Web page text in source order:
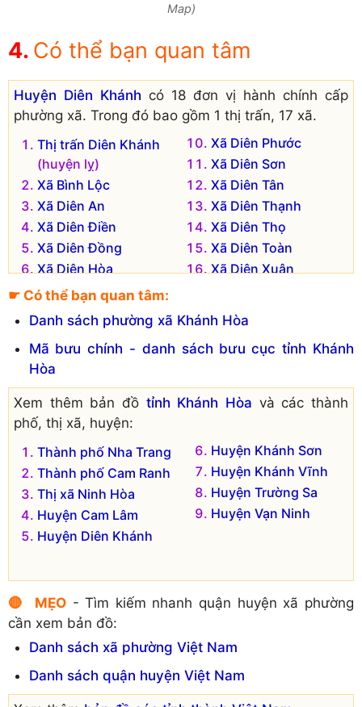
Map)
Có thể bạn quan tâm
Huyện Diên Khánh có 18 đơn vị hành chính cấp
phường xã. Trong đó bao gồm 1 thị trấn, 17 xã.
Thị trấn Diên Khánh
(huyện lỵ)
Xã Bình Lộc
Xã Diên An
Xã Diên Điền
Xã Diên Đồng
Xã Diên Hòa
Xã Diên Lạc
Xã Diên Lâm
Xã Diên Phú
Xã Diên Phước
Xã Diên Sơn
Xã Diên Tân
Xã Diên Thạnh
Xã Diên Thọ
Xã Diên Toàn
Xã Diên Xuân
Xã Suối Tiên
Đơn vị hành chính cũ hiện không còn tồn tại là:
Xã Diên Bình
Xã Diên Lộc
☛ Có thể bạn quan tâm:
Danh sách phường xã Khánh Hòa
Mã bưu chính - danh sách bưu cục tỉnh Khánh
Hòa
Xem thêm bản đồ tỉnh Khánh Hòa và các thành
phố, thị xã, huyện:
Thành phố Nha Trang
Thành phố Cam Ranh
Thị xã Ninh Hòa
Huyện Cam Lâm
Huyện Diên Khánh
Huyện Khánh Sơn
Huyện Khánh Vĩnh
Huyện Trường Sa
Huyện Vạn Ninh
🔴 MẸO- Tìm kiếm nhanh quận huyện xã phường
cần xem bản đồ:
Danh sách xã phường Việt Nam
Danh sách quận huyện Việt Nam